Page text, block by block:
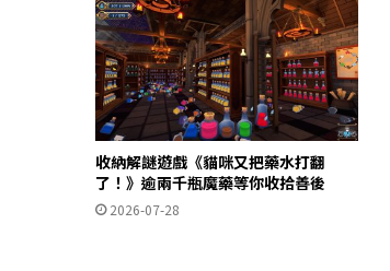
收納解謎遊戲《貓咪又把藥水打翻
了！》逾兩千瓶魔藥等你收拾善後
2026-07-28